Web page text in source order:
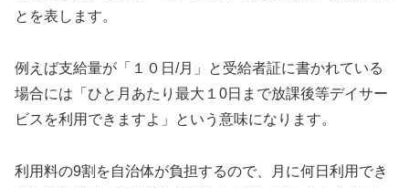
とを表します。
例えば支給量が「１０日/月」と受給者証に書かれている
場合には「ひと月あたり最大１0日まで放課後等デイサー
ビスを利用できますよ」という意味になります。
利用料の9割を自治体が負担するので、月に何日利用でき